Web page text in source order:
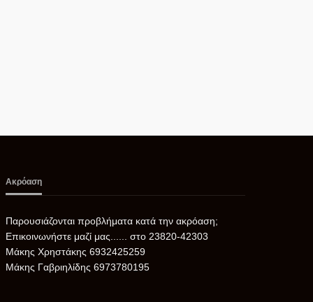
Ακρόαση
Παρουσιάζονται προβλήματα κατά την ακρόαση;
Επικοινωνήστε μαζί μας...... στο 23820-42303
Μάκης Χρηστάκης 6932425259
Μάκης Γαβριηλίδης 6973780195